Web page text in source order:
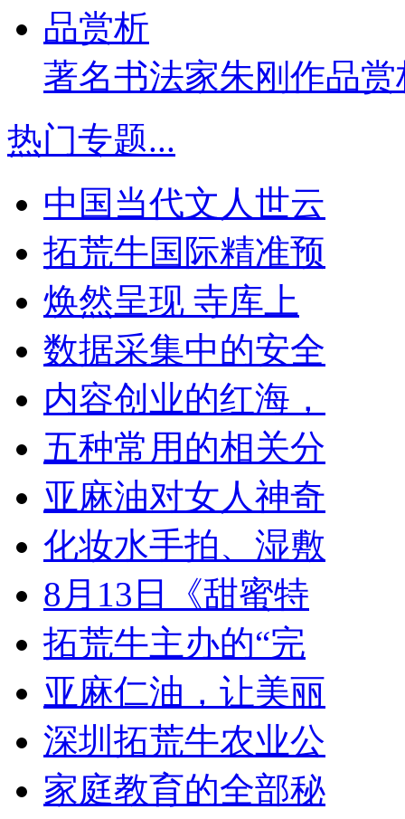
著名书法家朱刚作品赏
热门专题...
中国当代文人世云
拓荒牛国际精准预
焕然呈现 寺库上
数据采集中的安全
内容创业的红海，
五种常用的相关分
亚麻油对女人神奇
化妆水手拍、湿敷
8月13日《甜蜜特
拓荒牛主办的“完
亚麻仁油，让美丽
深圳拓荒牛农业公
家庭教育的全部秘